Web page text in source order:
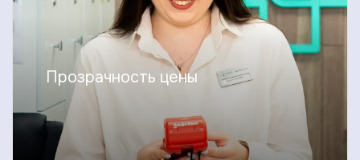
Прозрачность цены